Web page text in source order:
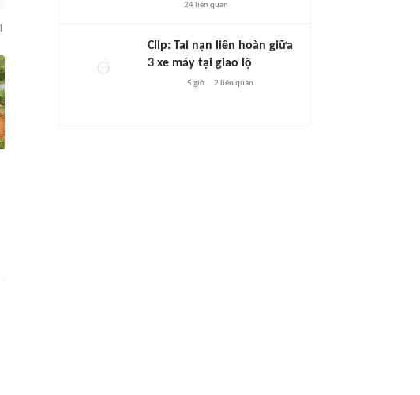
24liên quan
Clip: Tai nạn liên hoàn giữa
3 xe máy tại giao lộ
5 giờ 2 liên quan